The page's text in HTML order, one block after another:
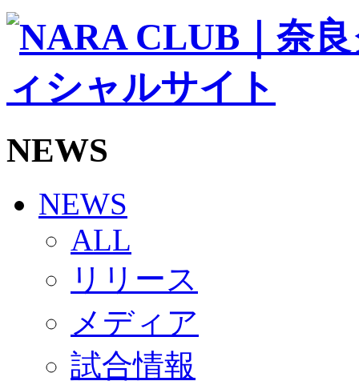
バモス
チアダンススクール
ボランティアチーム「volundeer」
ビクトリーロード
HOMEGAME
観戦ルール＆マナー
Jリーグ運営管理規定
写真・動画使用ガイドライン
SCHEDULE
2026/27
練習見学時のファンサービスについて
TICKET
奈良クラブ明治安田J3リーグ2026/27シーズン試
奈良クラブ明治安田Ｊ3リーグ 2026/27シーズン「
観戦ルール＆マナー
2026/27ファンコミュニティ
サポートショップ
GOODS
オフィシャルストア（実店舗）
オンラインストア
NEWS
NEWS
ALL
リリース
メディア
試合情報